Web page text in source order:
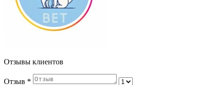
Отзывы клиентов
Отзыв *